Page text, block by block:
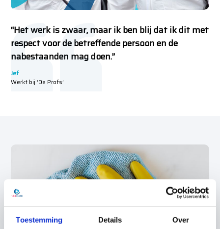
Toestemming Details Over
“Het werk is zwaar, maar ik ben blij dat ik dit met
respect voor de betreffende persoon en de
nabestaanden mag doen.”
Jef
Werkt bij ‘De Profs’